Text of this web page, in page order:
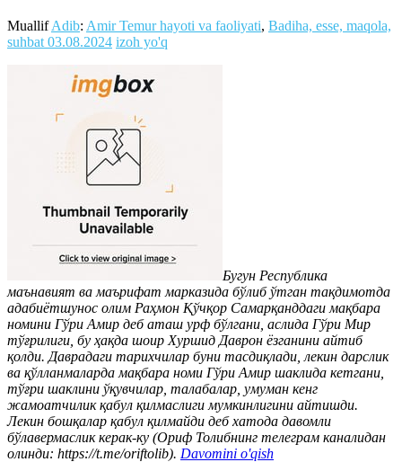
MuallifAdib: Amir Temur hayoti va faoliyati, Badiha, esse, maqola,
suhbat 03.08.2024 izoh yo'q
Бугун Республика
маънавият ва маърифат марказида бўлиб ўтган тақдимотда
адабиётшунос олим Раҳмон Қўчқор Самарқанддаги мақбара
номини Гўри Амир деб аташ урф бўлгани, аслида Гўри Мир
тўғрилиги, бу ҳақда шоир Хуршид Даврон ёзганини айтиб
қолди. Даврадаги тарихчилар буни тасдиқлади, лекин дарслик
ва қўлланмаларда мақбара номи Гўри Амир шаклида кетгани,
тўғри шаклини ўқувчилар, талабалар, умуман кенг
жамоатчилик қабул қилмаслиги мумкинлигини айтишди.
Лекин бошқалар қабул қилмайди деб хатода давомли
бўлавермаслик керак-ку (Ориф Толибнинг телеграм каналидан
олинди: https://t.me/oriftolib). Davomini o'qish